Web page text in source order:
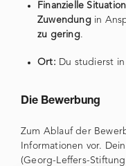
Finanzielle
Zuwendungin
zu gering.
Ort: Du studierst
Die Bewerbung
Zum Ablauf der
Informationen vor.
(Georg-Leffers-